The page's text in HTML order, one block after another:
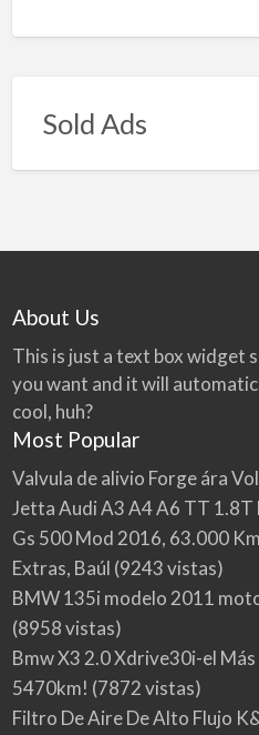
Sold Ads
About Us
This is just a text box widget
you want and it will
cool, huh?
Most Popular
Valvula de alivio Forge ára
Jetta Audi A3 A4 A6 TT 1.8T
Gs 500 Mod 2016, 63.000
Extras, Baúl (9243 vistas)
BMW 135i modelo 2011
(8958 vistas)
Bmw X3 2.0 Xdrive30i-el
5470km! (7872 vistas)
Filtro De Aire De Alto Flujo